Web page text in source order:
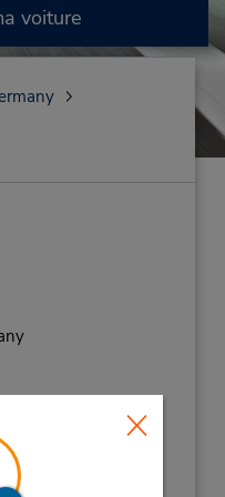
voiture
Sat 8:00 AM -